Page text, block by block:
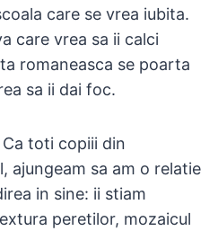
care se vrea iubita.
care vrea sa ii calci
romaneasca se poarta
sa ii dai foc.
toti copiii din
ajungeam sa am o relatie
in sine: ii stiam
peretilor, mozaicul